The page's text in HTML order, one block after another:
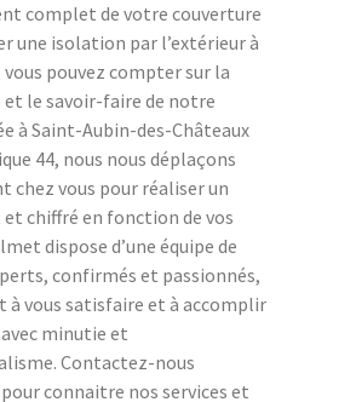
complet de votre couverture
une isolation par l’extérieur à
pouvez compter sur la
le savoir-faire de notre
à Saint-Aubin-des-Châteaux
44, nous nous déplaçons
chez vous pour réaliser un
chiffré en fonction de vos
dispose d’une équipe de
confirmés et passionnés,
à vous satisfaire et à accomplir
minutie et
Contactez-nous
connaitre nos services et